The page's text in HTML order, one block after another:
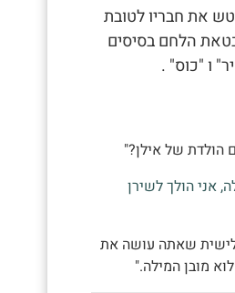
את חבריו לטובת
הלחם בסיסים
ו "כוס" .
הולדת של אילן?"
אני הולך לשירן
שאתה עושה את
מובן המילה."